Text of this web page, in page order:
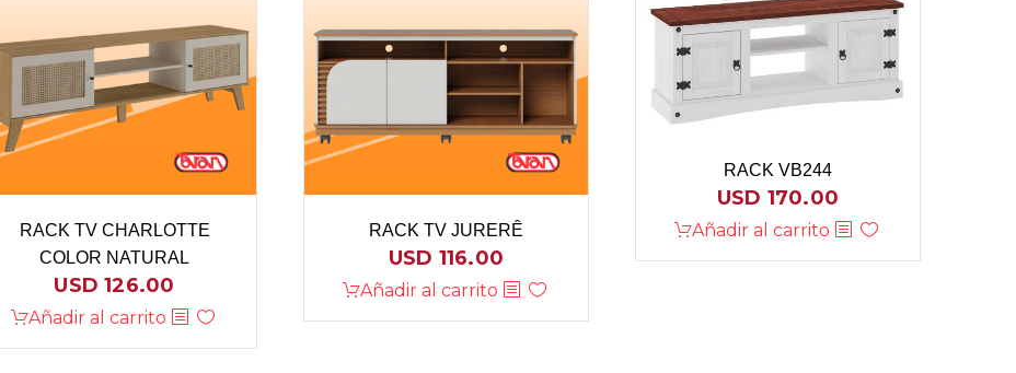
RACK TV CHARLOTTE
COLOR NATURAL
USD126.00
Añadir al carrito
RACK TV JURERÊ
USD 116.00
Añadir al carrito
RACK VB244
USD 170.00
Añadir al carrito